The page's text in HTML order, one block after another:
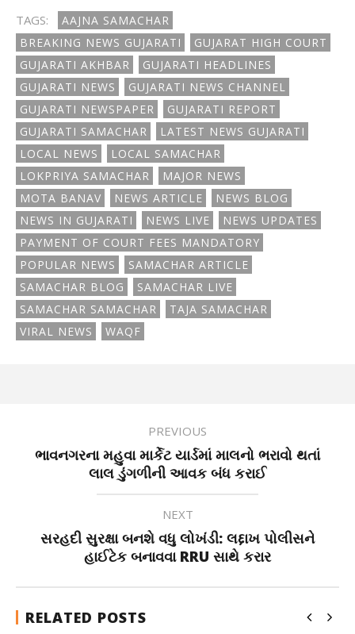
TAGS:
AAJNA SAMACHAR
BREAKING NEWS GUJARATI
GUJARAT HIGH COURT
GUJARATI AKHBAR
GUJARATI HEADLINES
GUJARATI NEWS
GUJARATI NEWS CHANNEL
GUJARATI NEWSPAPER
GUJARATI REPORT
GUJARATI SAMACHAR
LATEST NEWS GUJARATI
LOCAL NEWS
LOCAL SAMACHAR
LOKPRIYA SAMACHAR
MAJOR NEWS
MOTA BANAV
NEWS ARTICLE
NEWS BLOG
NEWS IN GUJARATI
NEWS LIVE
NEWS UPDATES
PAYMENT OF COURT FEES MANDATORY
POPULAR NEWS
SAMACHAR ARTICLE
SAMACHAR BLOG
SAMACHAR LIVE
SAMACHAR SAMACHAR
TAJA SAMACHAR
VIRAL NEWS
WAQF
PREVIOUS
ભાવનગરના મહુવા માર્કેટ યાર્ડમાં માલનો ભરાવો થતાં
લાલ ડુંગળીની આવક બંધ કરાઈ
NEXT
સરહદી સુરક્ષા બનશે વધુ લોખંડી: લદ્દાખ પોલીસને
હાઈટેક બનાવવા RRU સાથે કરાર
RELATED POSTS